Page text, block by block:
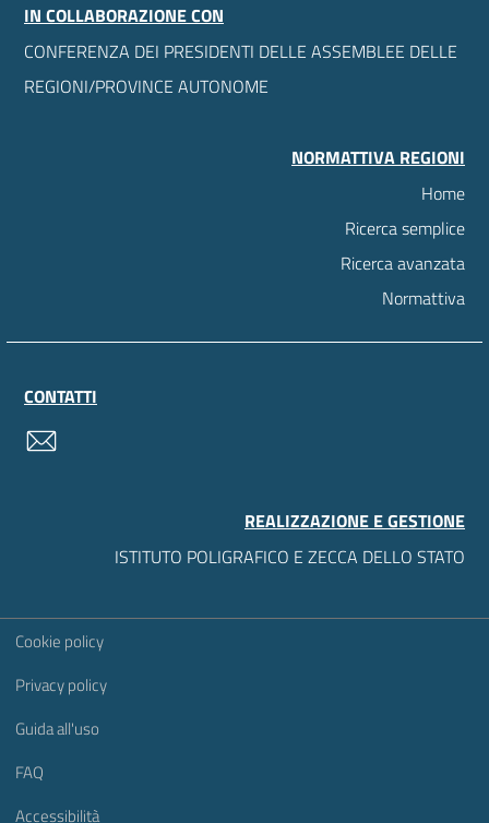
IN COLLABORAZIONE CON
CONFERENZA DEI PRESIDENTI DELLE ASSEMBLEE DELLE
REGIONI/PROVINCE AUTONOME
NORMATTIVA REGIONI
Home
Ricerca semplice
Ricerca avanzata
Normattiva
CONTATTI
REALIZZAZIONE E GESTIONE
ISTITUTO POLIGRAFICO E ZECCA DELLO STATO
Sezione Link Utili
Cookie policy
Privacy policy
Guida all'uso
FAQ
Accessibilità